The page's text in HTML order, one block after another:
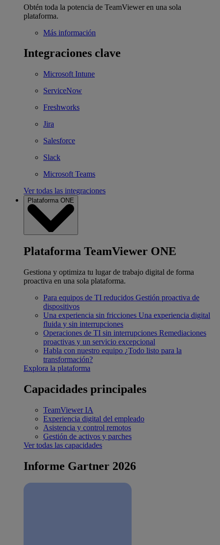
Obtén toda la potencia de TeamViewer en una sola
plataforma.
Más información
Integraciones clave
Microsoft Intune
ServiceNow
Freshworks
Jira
Salesforce
Slack
Microsoft Teams
Ver todas las integraciones
Plataforma ONE
Plataforma TeamViewer ONE
Gestiona y optimiza tu lugar de trabajo digital de forma
proactiva en una sola plataforma.
Para equipos de TI reducidos Gestión proactiva de
dispositivos
Una experiencia sin fricciones Una experiencia digital
fluida y sin interrupciones
Operaciones de TI sin interrupciones Remediaciones
proactivas y un servicio excepcional
Habla con nuestro equipo ¿Todo listo para la
transformación?
Explora la plataforma
Capacidades principales
TeamViewer IA
Experiencia digital del empleado
Asistencia y control remotos
Gestión de activos y parches
Ver todas las capacidades
Informe Gartner 2026